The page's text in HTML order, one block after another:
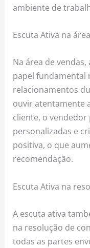
ambiente de
Escuta Ativa na
Na área de
papel fundamental
relacionamentos
ouvir atentamente
cliente, o
personalizadas e
positiva, o que
recomendação.
Escuta Ativa na
A escuta ativa
na resolução de
todas as partes